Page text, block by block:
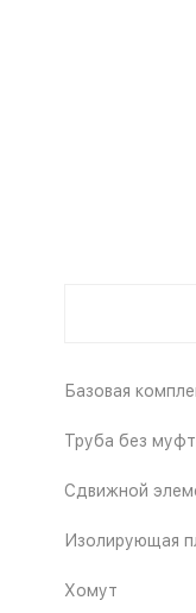
Базовая
Труба без
Cдвижной
Изолирующая
Хомут